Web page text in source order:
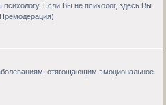
Если Вы не психолог, здесь Вы
отягощающим эмоциональное